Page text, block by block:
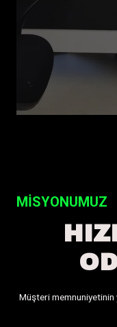
MİSYONUMUZ
Müşteri memnuniyetinin